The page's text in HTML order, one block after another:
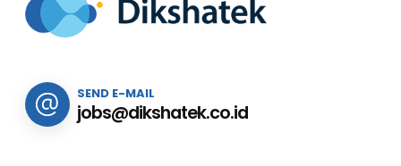
SEND E-MAIL
jobs@dikshatek.co.id